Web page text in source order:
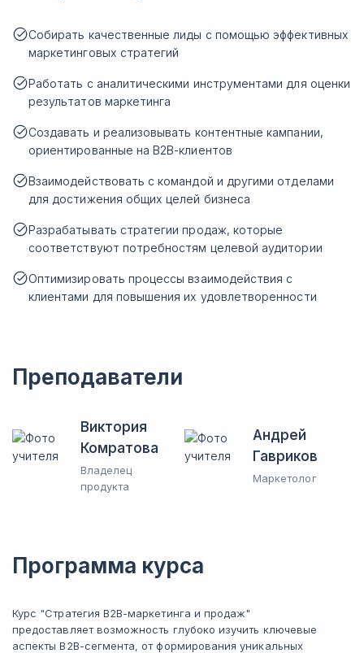
Собирать качественные лиды с помощью эффективных
маркетинговых стратегий
Работать с аналитическими инструментами для оценки
результатов маркетинга
Создавать и реализовывать контентные кампании,
ориентированные на B2B-клиентов
Взаимодействовать с командой и другими отделами
для достижения общих целей бизнеса
Разрабатывать стратегии продаж, которые
соответствуют потребностям целевой аудитории
Оптимизировать процессы взаимодействия с
клиентами для повышения их удовлетворенности
Преподаватели
Виктория
Комратова
Владелец
продукта
Андрей
Гавриков
Маркетолог
Программа курса
Курс "Стратегия B2B-маркетинга и продаж"
предоставляет возможность глубоко изучить ключевые
аспекты B2B-сегмента, от формирования уникальных